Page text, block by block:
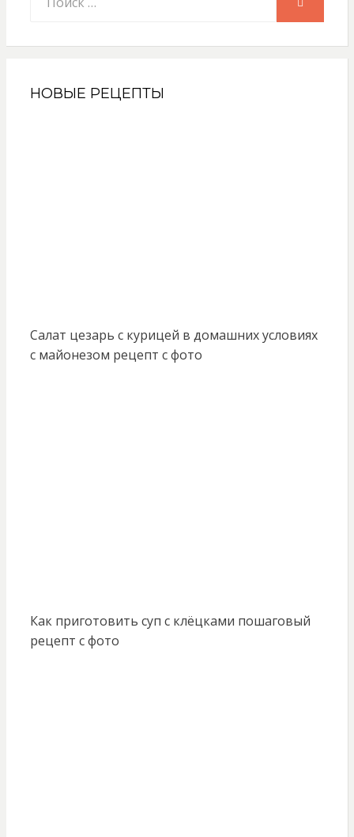
НОВЫЕ РЕЦЕПТЫ
Салат цезарь с курицей в домашних условиях
с майонезом рецепт с фото
Как приготовить суп с клёцками пошаговый
рецепт с фото